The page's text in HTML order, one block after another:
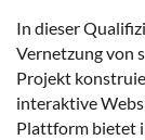
In dieser
Vernetzung von
Projekt
interaktive
Plattform bietet